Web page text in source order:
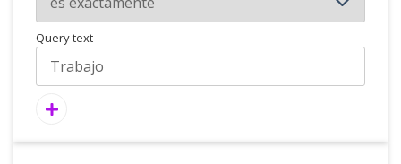
Query text